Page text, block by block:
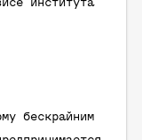
института
бескрайним